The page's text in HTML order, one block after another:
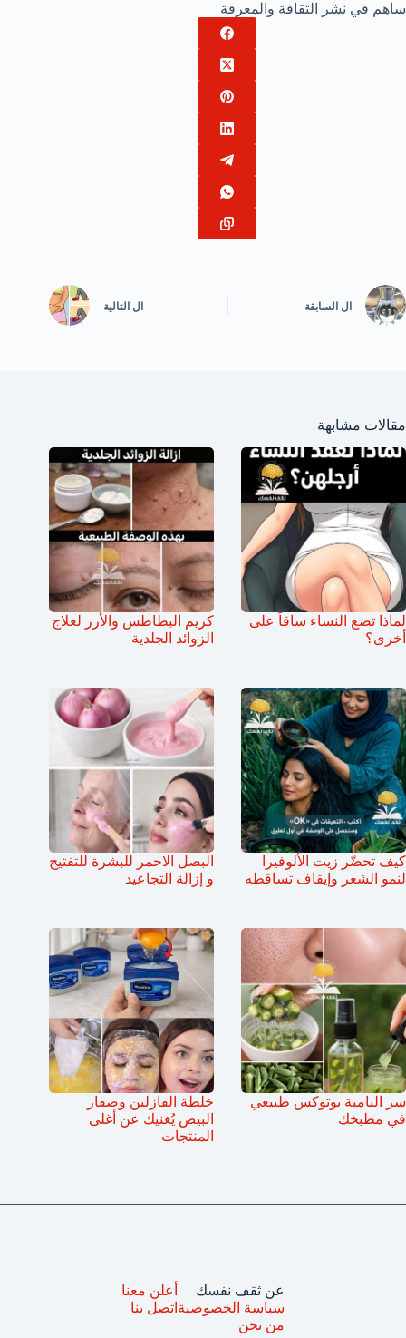
ساهم في نشر الثقافة والمعرفة
ال السابقة ال التالية
مقالات مشابهة
لماذا تضع النساء ساقاً على
أخرى؟
كريم البطاطس والأرز لعلاج
الزوائد الجلدية
كيف تحضّر زيت الألوفيرا
لنمو الشعر وإيقاف تساقطه
البصل الاحمر للبشرة للتفتيح
و إزالة التجاعيد
سر البامية بوتوكس طبيعي
في مطبخك
خلطة الفازلين وصفار
البيض يُغنيك عن أغلى
المنتجات
عن ثقف نفسك
سياسة الخصوصية
من نحن
أعلن معنا
اتصل بنا